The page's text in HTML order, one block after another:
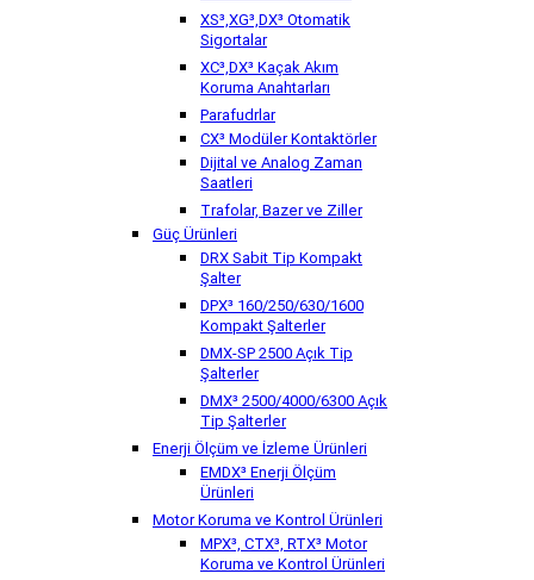
XS³,XG³,DX³ Otomatik
Sigortalar
XC³,DX³ Kaçak Akım
Koruma Anahtarları
Parafudrlar
CX³ Modüler Kontaktörler
Dijital ve Analog Zaman
Saatleri
Trafolar, Bazer ve Ziller
Güç Ürünleri
DRX Sabit Tip Kompakt
Şalter
DPX³ 160/250/630/1600
Kompakt Şalterler
DMX-SP 2500 Açık Tip
Şalterler
DMX³ 2500/4000/6300 Açık
Tip Şalterler
Enerji Ölçüm ve İzleme Ürünleri
EMDX³ Enerji Ölçüm
Ürünleri
Motor Koruma ve Kontrol Ürünleri
MPX³, CTX³, RTX³ Motor
Koruma ve Kontrol Ürünleri